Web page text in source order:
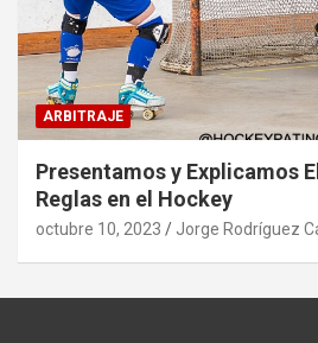
ARBITRAJE
Presentamos y Explicamos
Reglas en el Hockey
octubre 10, 2023 Jorge Rodríguez